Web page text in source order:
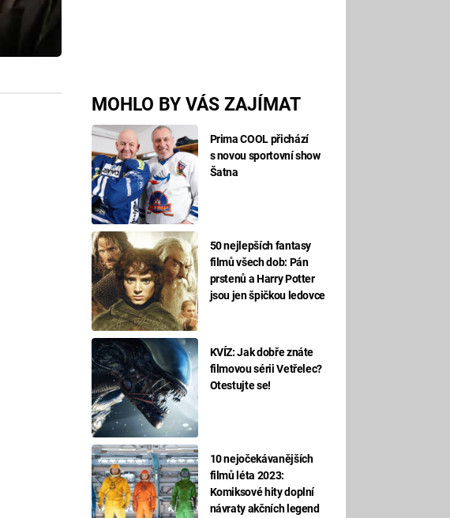
MOHLO BY VÁS ZAJÍMAT
Prima COOL přichází
s novou sportovní show
Šatna
50 nejlepších fantasy
filmů všech dob: Pán
prstenů a Harry Potter
jsou jen špičkou ledovce
KVÍZ: Jak dobře znáte
filmovou sérii Vetřelec?
Otestujte se!
10 nejočekávanějších
filmů léta 2023:
Komiksové hity doplní
návraty akčních legend